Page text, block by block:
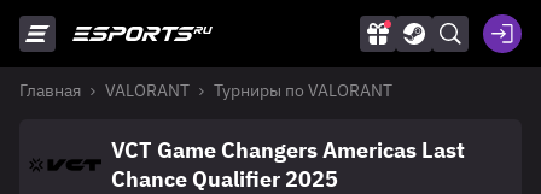
Главная VALORANT Турниры по VALORANT
VCT Game Changers Americas Last
Chance Qualifier 2025